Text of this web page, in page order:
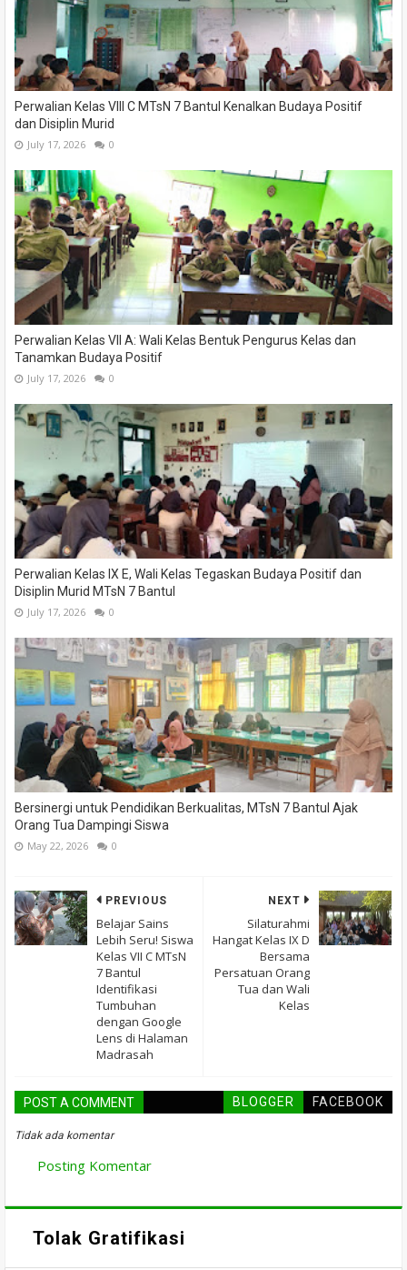
Perwalian Kelas VIII C MTsN 7 Bantul Kenalkan Budaya Positif
dan Disiplin Murid
July 17, 2026 0
Perwalian Kelas VII A: Wali Kelas Bentuk Pengurus Kelas dan
Tanamkan Budaya Positif
July 17, 2026 0
Perwalian Kelas IX E, Wali Kelas Tegaskan Budaya Positif dan
Disiplin Murid MTsN 7 Bantul
July 17, 2026 0
Bersinergi untuk Pendidikan Berkualitas, MTsN 7 Bantul Ajak
Orang Tua Dampingi Siswa
May 22, 2026 0
NEXT
Silaturahmi
Hangat Kelas IX D
Bersama
Persatuan Orang
Tua dan Wali
Kelas
PREVIOUS
Belajar Sains
Lebih Seru! Siswa
Kelas VII C MTsN
7 Bantul
Identifikasi
Tumbuhan
dengan Google
Lens di Halaman
Madrasah
POST A COMMENT BLOGGER FACEBOOK
Tidak ada komentar
Posting Komentar
Tolak Gratifikasi